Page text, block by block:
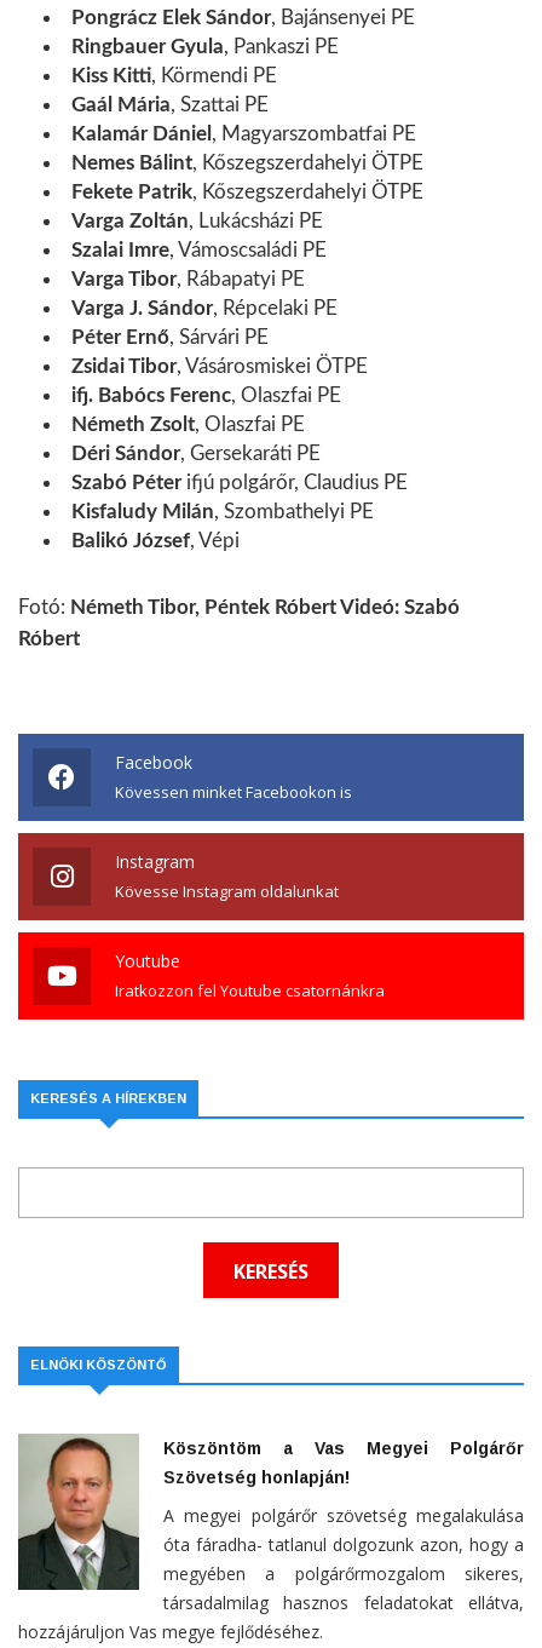
Pongrácz Elek Sándor, Bajánsenyei PE
Ringbauer Gyula, Pankaszi PE
Kiss Kitti, Körmendi PE
Gaál Mária, Szattai PE
Kalamár Dániel , Magyarszombatfai PE
Nemes Bálint, Kőszegszerdahelyi ÖTPE
Fekete Patrik, Kőszegszerdahelyi ÖTPE
Varga Zoltán, Lukácsházi PE
Szalai Imre, Vámoscsaládi PE
Varga Tibor, Rábapatyi PE
Varga J. Sándor, Répcelaki PE
Péter Ernő, Sárvári PE
Zsidai Tibor, Vásárosmiskei ÖTPE
ifj. Babócs Ferenc, Olaszfai PE
Németh Zsolt, Olaszfai PE
Déri Sándor, Gersekaráti PE
Szabó Péterifjú polgárőr, Claudius PE
Kisfaludy Milán, Szombathelyi PE
Balikó József, Vépi
Fotó: Németh Tibor, Péntek Róbert Videó: Szabó
Róbert
Facebook
Kövessen minket Facebookon is
Instagram
Kövesse Instagram oldalunkat
Youtube
Iratkozzon fel Youtube csatornánkra
KERESÉS A HÍREKBEN
ELNÖKI KÖSZÖNTŐ
Köszöntöm a Vas Megyei Polgárőr
Szövetség honlapján!
A megyei polgárőr szövetség megalakulása
óta fáradha- tatlanul dolgozunk azon, hogy a
megyében a polgárőrmozgalom sikeres,
társadalmilag hasznos feladatokat ellátva,
hozzájáruljon Vas megye fejlődéséhez.